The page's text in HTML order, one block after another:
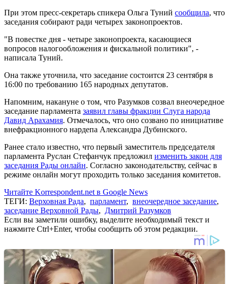
При этом пресс-секретарь спикера Ольга Туний сообщила, что
заседания собирают ради четырех законопроектов.
"В повестке дня - четыре законопроекта, касающиеся
вопросов налогообложения и фискальной политики", -
написала Туний.
Она также уточнила, что заседание состоится 23 сентября в
16:00 по требованию 165 народных депутатов.
Напомним, накануне о том, что Разумков созвал внеочередное
заседание парламента заявил главы фракции Слуга народа
Давид Арахамия. Отмечалось, что оно созвано по инициативе
внефракционного нардепа Александра Дубинского.
Ранее стало известно, что первый заместитель председателя
парламента Руслан Стефанчук предложил изменить закон для
заседания Рады онлайн. Согласно законодательству, сейчас в
режиме онлайн могут проходить только заседания комитетов.
Читайте Korrespondent.net в Google News
ТЕГИ: Верховная Рада, парламент, внеочередное заседание,
заседание Верховной Рады, Дмитрий Разумков
Если вы заметили ошибку, выделите необходимый текст и
нажмите Ctrl+Enter, чтобы сообщить об этом редакции.